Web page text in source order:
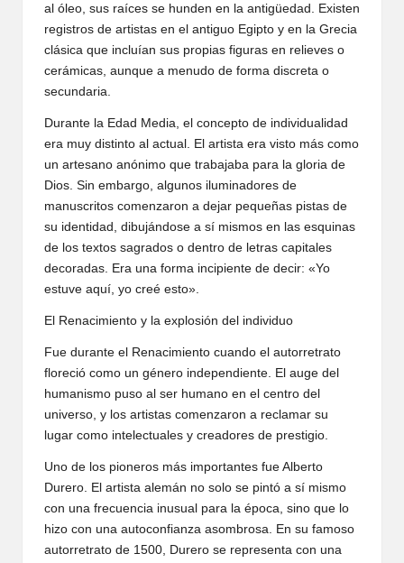
al óleo, sus raíces se hunden en la antigüedad. Existen
registros de artistas en el antiguo Egipto y en la Grecia
clásica que incluían sus propias figuras en relieves o
cerámicas, aunque a menudo de forma discreta o
secundaria.
Durante la Edad Media, el concepto de individualidad
era muy distinto al actual. El artista era visto más como
un artesano anónimo que trabajaba para la gloria de
Dios. Sin embargo, algunos iluminadores de
manuscritos comenzaron a dejar pequeñas pistas de
su identidad, dibujándose a sí mismos en las esquinas
de los textos sagrados o dentro de letras capitales
decoradas. Era una forma incipiente de decir: «Yo
estuve aquí, yo creé esto».
El Renacimiento y la explosión del individuo
Fue durante el Renacimiento cuando el autorretrato
floreció como un género independiente. El auge del
humanismo puso al ser humano en el centro del
universo, y los artistas comenzaron a reclamar su
lugar como intelectuales y creadores de prestigio.
Uno de los pioneros más importantes fue Alberto
Durero. El artista alemán no solo se pintó a sí mismo
con una frecuencia inusual para la época, sino que lo
hizo con una autoconfianza asombrosa. En su famoso
autorretrato de 1500, Durero se representa con una